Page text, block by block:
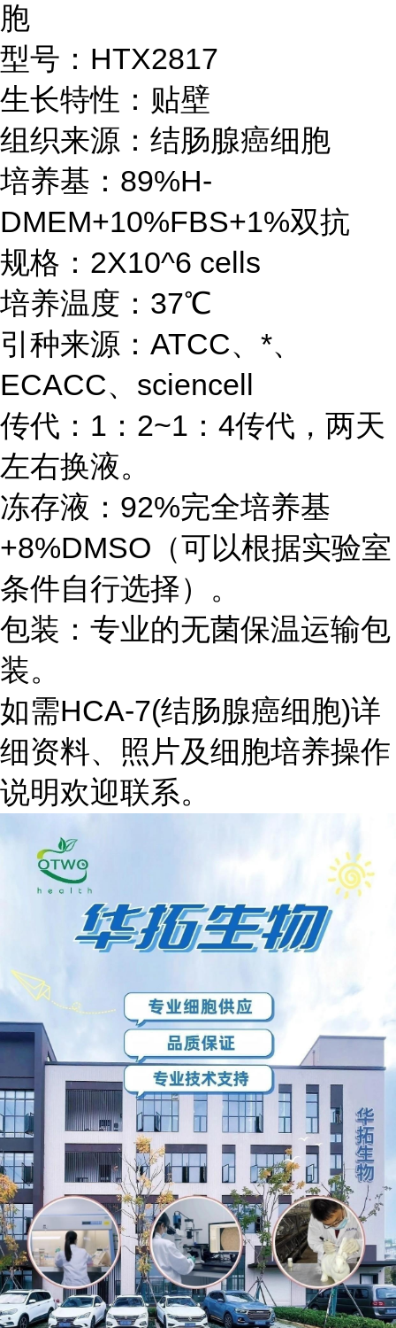
胞
型号：HTX2817
生长特性：贴壁
组织来源：结肠腺癌细胞
培养基：89%H-
DMEM+10%FBS+1%双抗
规格：2X10^6 cells
培养温度：37℃
引种来源：ATCC、*、
ECACC、sciencell
传代：1：2~1：4传代，两天
左右换液。
冻存液：92%完全培养基
+8%DMSO（可以根据实验室
条件自行选择）。
包装：专业的无菌保温运输包
装。
如需HCA-7(结肠腺癌细胞)详
细资料、照片及细胞培养操作
说明欢迎联系。